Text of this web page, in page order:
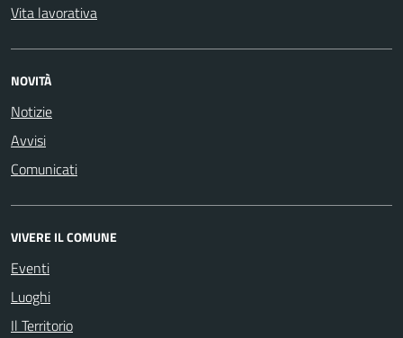
Vita lavorativa
NOVITÀ
Notizie
Avvisi
Comunicati
VIVERE IL COMUNE
Eventi
Luoghi
Il Territorio